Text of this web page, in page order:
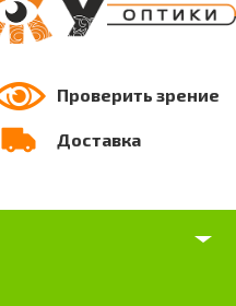
Проверить зрение
Доставка